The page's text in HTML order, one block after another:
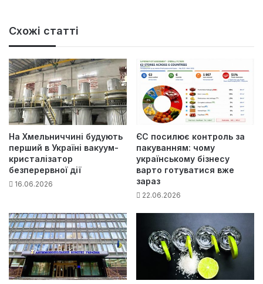
Схожі статті
На Хмельниччині будують
перший в Україні вакуум-
кристалізатор
безперервної дії
16.06.2026
ЄС посилює контроль за
пакуванням: чому
українському бізнесу
варто готуватися вже
зараз
22.06.2026